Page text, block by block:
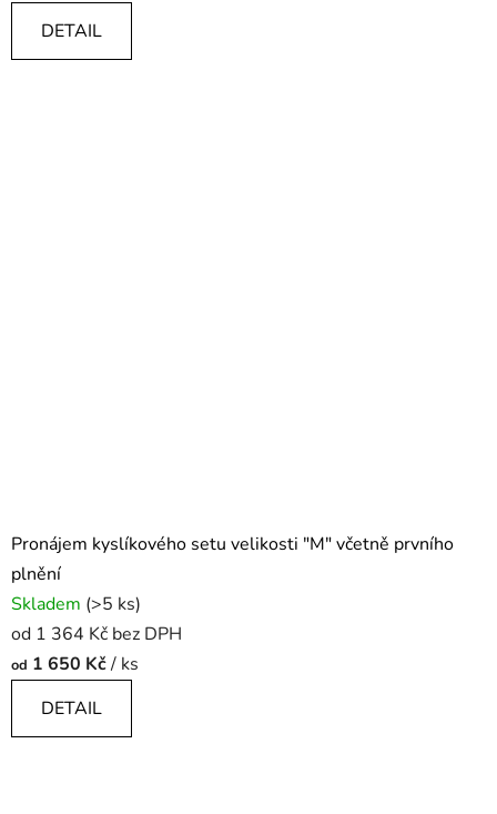
DETAIL
Pronájem kyslíkového setu velikosti "M" včetně prvního
plnění
Skladem (>5 ks)
od 1 364 Kč bez DPH
od 1 650 Kč/ ks
DETAIL